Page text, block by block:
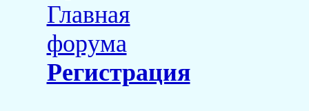
Главная
форума
Регистрация